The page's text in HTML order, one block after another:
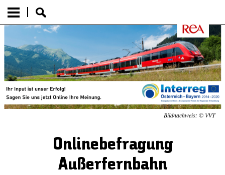
Bildnachweis: © VVT
Onlinebefragung
Außerfernbahn